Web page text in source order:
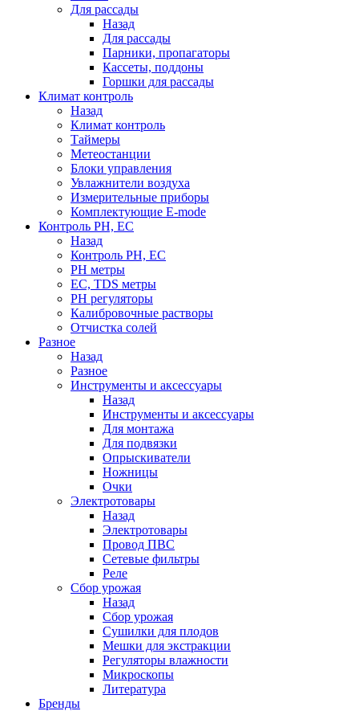
Для рассады
Назад
Для рассады
Парники, пропагаторы
Кассеты, поддоны
Горшки для рассады
Климат контроль
Назад
Климат контроль
Таймеры
Метеостанции
Блоки управления
Увлажнители воздуха
Измерительные приборы
Комплектующие E-mode
Контроль PH, EC
Назад
Контроль PH, EC
PH метры
EC, TDS метры
PH регуляторы
Калибровочные растворы
Отчистка солей
Разное
Назад
Разное
Инструменты и аксессуары
Назад
Инструменты и аксессуары
Для монтажа
Для подвязки
Опрыскиватели
Ножницы
Очки
Электротовары
Назад
Электротовары
Провод ПВС
Сетевые фильтры
Реле
Сбор урожая
Назад
Сбор урожая
Сушилки для плодов
Мешки для экстракции
Регуляторы влажности
Микроскопы
Литература
Бренды